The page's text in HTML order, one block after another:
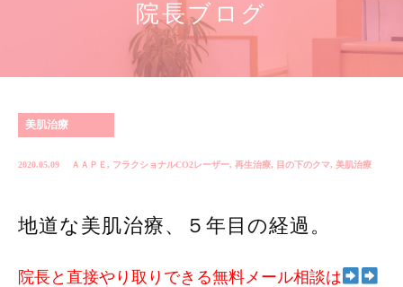
院長ブログ
美肌治療
2020.05.09 ＡＡＰＥ, フラクショナルCO2レーザー, 再生治療, 目の下のクマ, 美肌治療
地道な美肌治療、５年目の経過。
院長と直接やり取りできる無料メール相談は